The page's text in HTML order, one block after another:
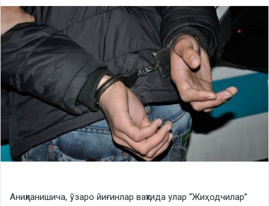
Аниқланишича, ўзаро йиғинлар вақтида улар “Жиҳодчилар”